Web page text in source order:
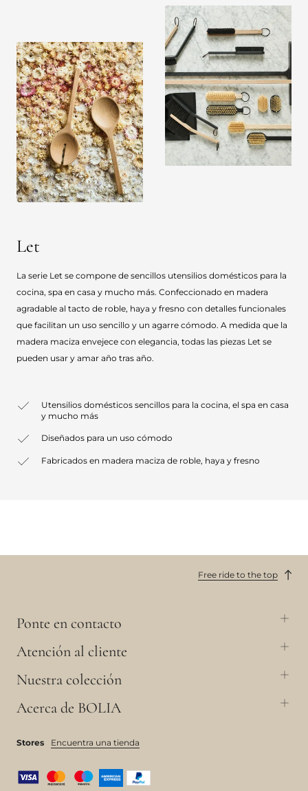
Let
La serie Let se compone de sencillos utensilios domésticos para la
cocina, spa en casa y mucho más. Confeccionado en madera
agradable al tacto de roble, haya y fresno con detalles funcionales
que facilitan un uso sencillo y un agarre cómodo. A medida que la
madera maciza envejece con elegancia, todas las piezas Let se
pueden usar y amar año tras año.
Utensilios domésticos sencillos para la cocina, el spa en casa
y mucho más
Diseñados para un uso cómodo
Fabricados en madera maciza de roble, haya y fresno
Free ride to the top
Ponte en contacto
Atención al cliente
Nuestra colección
Acerca de BOLIA
Stores Encuentra una tienda